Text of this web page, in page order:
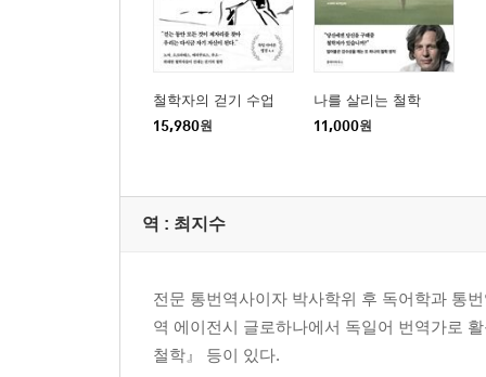
철학자의 걷기 수업
15,980원
나를 살리는 철학
11,000원
역 : 최지수
전문 통번역사이자 박사학위 후 독어학과 통
역 에이전시 글로하나에서 독일어 번역가로
철학』 등이 있다.